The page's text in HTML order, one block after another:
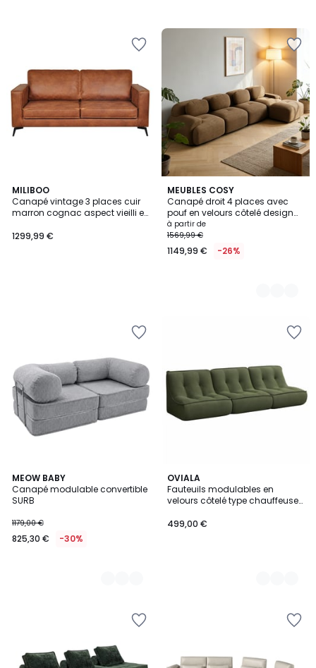
MILIBOO
Canapé vintage 3 places cuir
marron cognac aspect vieilli et
1299,99 €
MEUBLES COSY
Canapé droit 4 places avec
pouf en velours côtelé design
moderne, SNOW
à partir de
1569,99 €
1149,99 € -26%
5
Couleurs
MEOW BABY
Canapé modulable convertible
SURB
1179,00 €
825,30 € -30%
9
Couleurs
OVIALA
Fauteuils modulables en
velours côtelé type chauffeuse
499,00 €
3
Couleurs